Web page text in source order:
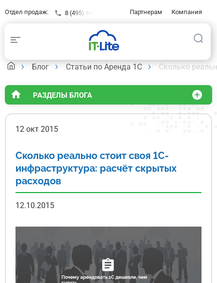
Отдел продаж: 8 (495) 646-23-16 Партнерам
Компания
Блог Статьи по Аренда 1С Сколько
РАЗДЕЛЫ БЛОГА
12 окт 2015
Сколько реально стоит своя 1С-
инфраструктура: расчёт скрытых
расходов
12.10.2015